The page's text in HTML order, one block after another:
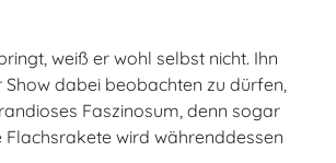
weiß er wohl selbst nicht. Ihn
Show dabei beobachten zu dürfen,
Faszinosum, denn sogar
Flachsrakete wird währenddessen